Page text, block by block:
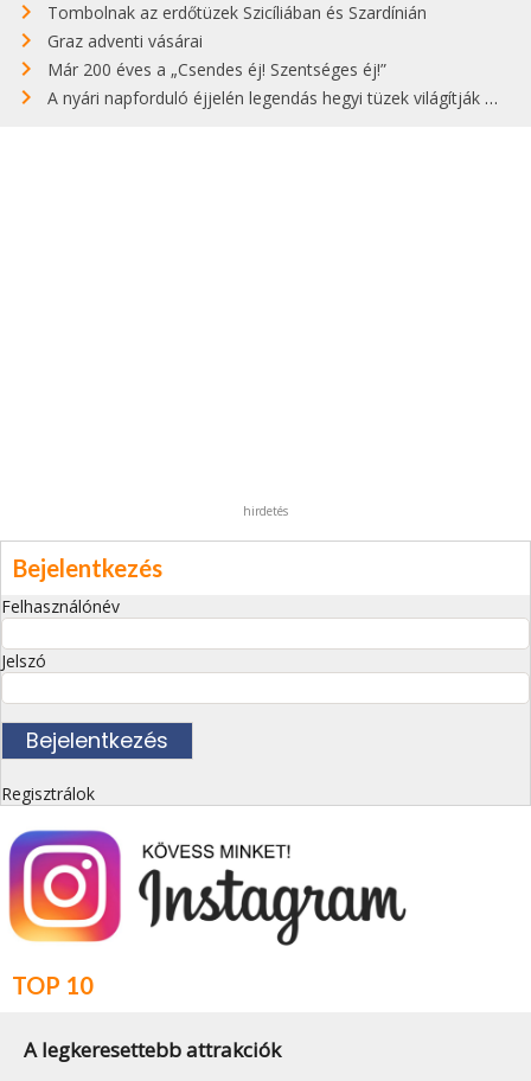
Tombolnak az erdőtüzek Szicíliában és Szardínián
Graz adventi vásárai
Már 200 éves a „Csendes éj! Szentséges éj!”
A nyári napforduló éjjelén legendás hegyi tüzek világítják meg Zugspitzét
hirdetés
Bejelentkezés
Felhasználónév
Jelszó
Regisztrálok
TOP 10
A legkeresettebb attrakciók